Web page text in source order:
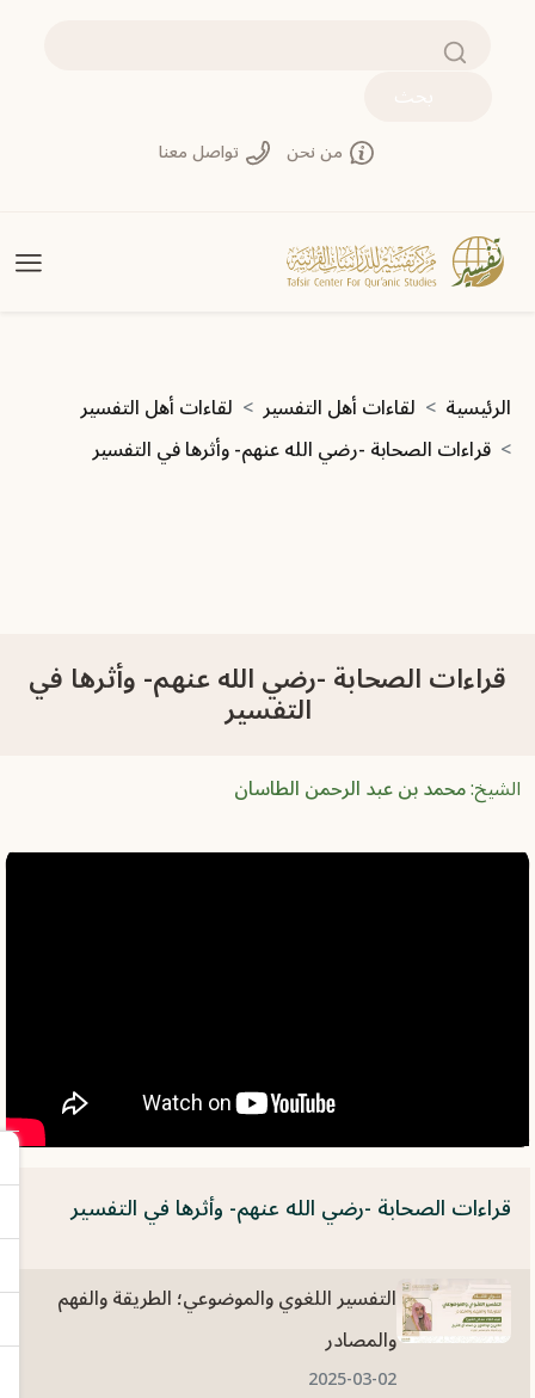
من نحن تواصل معنا
مسار التنقل
الرئيسية لقاءات أهل التفسير
لقاءات أهل التفسير
قراءات الصحابة -رضي الله عنهم- وأثرها في التفسير
قراءات الصحابة -رضي الله عنهم- وأثرها في
التفسير
الشيخ:محمد بن عبد الرحمن الطاسان
قراءات الصحابة -رضي الله عنهم- وأثرها في التفسير
التفسير اللغوي والموضوعي؛ الطريقة والفهم
والمصادر
2025-03-02